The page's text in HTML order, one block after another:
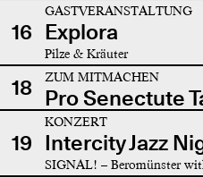
16
GASTVERANSTALTUNG
Explora
Pilze & Kräuter
18 ZUM MITMACHEN
Pro Senectute
19
KONZERT
Intercity Jazz
SIGNAL! – Beromünster